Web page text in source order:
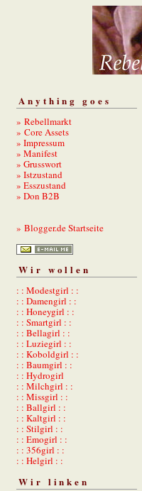
Anything goes
» Rebellmarkt
» Core Assets
» Impressum
» Manifest
» Grusswort
» Istzustand
» Esszustand
» Don B2B
» Blogger.de Startseite
Wir wollen
: : Modestgirl : :
: : Damengirl : :
: : Honeygirl : :
: : Smartgirl : :
: : Bellagirl : :
: : Luziegirl : :
: : Koboldgirl : :
: : Baumgirl : :
: : Hydrogirl
: : Milchgirl : :
: : Missgirl : :
: : Ballgirl : :
: : Kaltgirl : :
: : Stilgirl : :
: : Emogirl : :
: : 356girl : :
: : Helgirl : :
Wir linken